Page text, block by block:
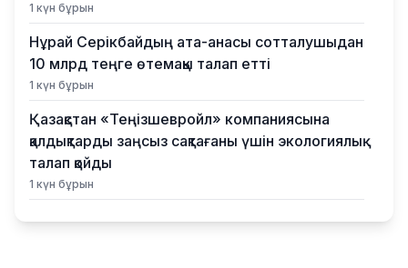
1 күн бұрын
Нұрай Серікбайдың ата-анасы сотталушыдан
10 млрд теңге өтемақы талап етті
1 күн бұрын
Қазақстан «Теңізшевройл» компаниясына
қалдықтарды заңсыз сақтағаны үшін экологиялық
талап қойды
1 күн бұрын
Жүлде қоры 10,5 миллион теңге: Алматыда